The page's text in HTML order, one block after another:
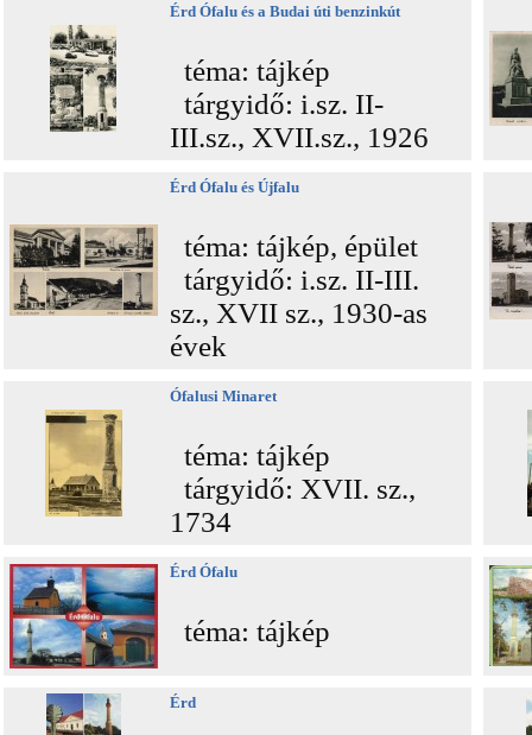
Érd Ófalu és a Budai úti benzinkút
téma: tájkép
tárgyidő: i.sz. II-
III.sz., XVII.sz., 1926
Érd Ófalu és Újfalu
téma: tájkép, épület
tárgyidő: i.sz. II-III.
sz., XVII sz., 1930-as
évek
Ófalusi Minaret
téma: tájkép
tárgyidő: XVII. sz.,
1734
Érd Ófalu
téma: tájkép
Érd